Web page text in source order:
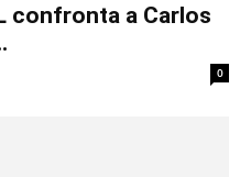
confronta a Carlos
0